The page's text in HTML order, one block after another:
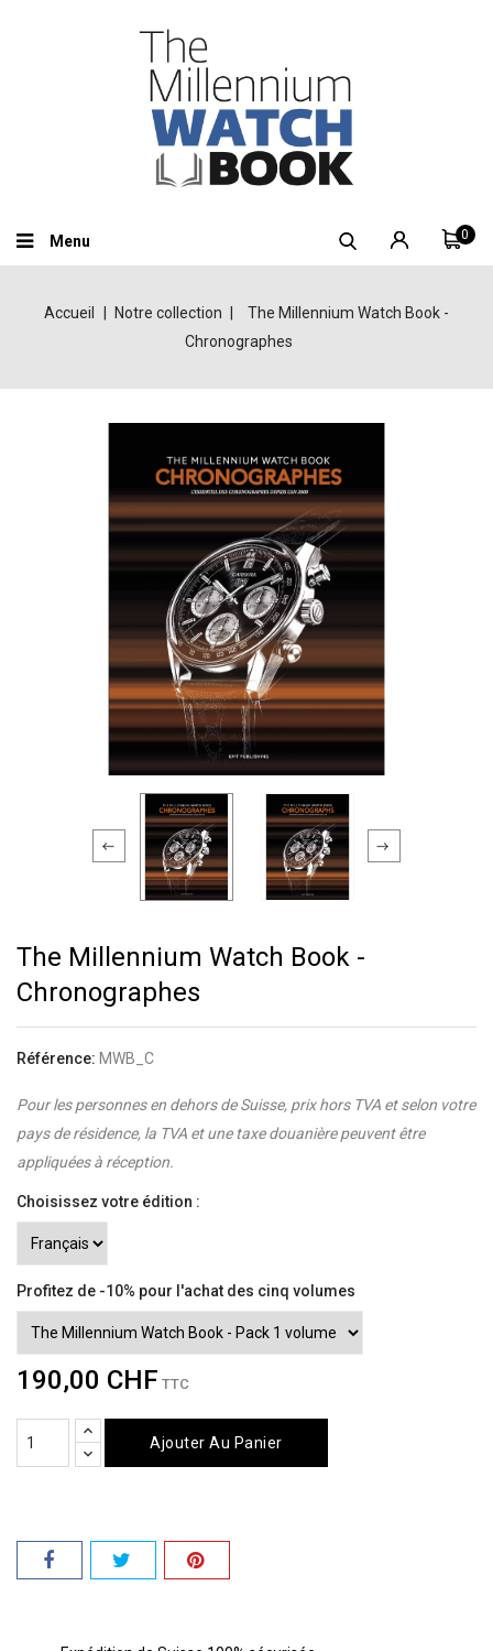
0
Menu
Accueil Notre collection
The Millennium Watch Book -
Chronographes
The Millennium Watch Book -
Chronographes
Référence: MWB_C
Pour les personnes en dehors de Suisse, prix hors TVA et selon votre
pays de résidence, la TVA et une taxe douanière peuvent être
appliquées à réception.
Choisissez votre édition :
Profitez de -10% pour l'achat des cinq volumes
190,00 CHF TTC
Ajouter Au Panier